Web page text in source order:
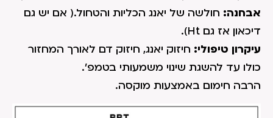
אבחנה: חולשה של יאנג הכליות והטחול.( אם יש גם
דיכאון אז גם Ht).
עיקרון טיפולי: חיזוק יאנג, חיזוק דם לאורך המחזור
כולו עד להשגת שינוי משמעותי בטמפ'.
הרבה חימום באמצעות מוקסה.